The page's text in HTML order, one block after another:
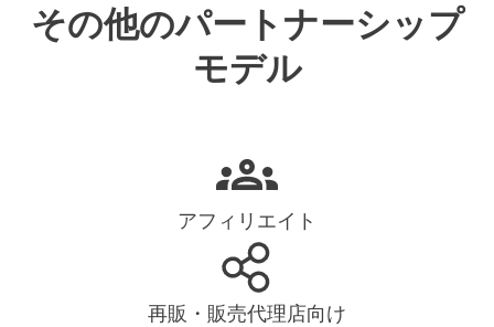
その他のパートナーシップ
モデル
アフィリエイト
再販・販売代理店向け